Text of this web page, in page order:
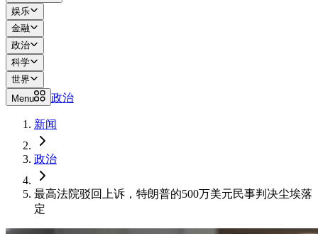
娱乐
金融
政治
科学
世界
Menu
政治
新闻
政治
最高法院驳回上诉，特朗普的500万美元民事判决尘埃落
定